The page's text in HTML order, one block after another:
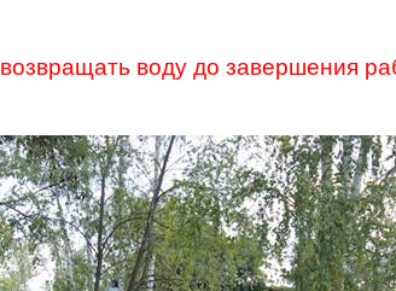
воду до завершения